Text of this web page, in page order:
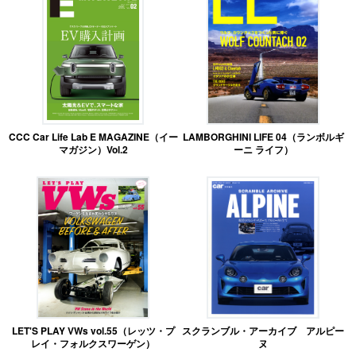
CCC Car Life Lab E MAGAZINE（イー
マガジン）Vol.2
LAMBORGHINI LIFE 04（ランボルギ
ーニ ライフ）
LET'S PLAY VWs vol.55（レッツ・プ
レイ・フォルクスワーゲン）
スクランブル・アーカイブ アルピー
ヌ